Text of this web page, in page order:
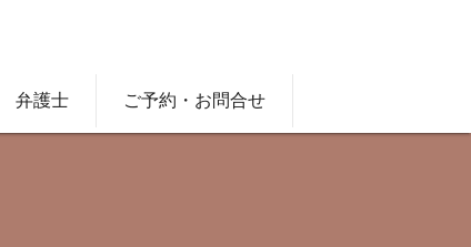
弁護士 ご予約・お問合せ